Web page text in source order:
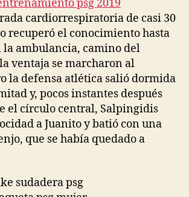
cardiorrespiratoria de casi 30
recuperó el conocimiento hasta
la ambulancia, camino del
ventaja se marcharon al
la defensa atlética salió dormida
y, pocos instantes después
el círculo central, Salpingidis
a Juanito y batió con una
que se había quedado a